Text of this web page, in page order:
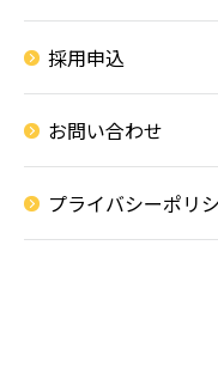
採用申込
お問い合わせ
プライバシーポリ